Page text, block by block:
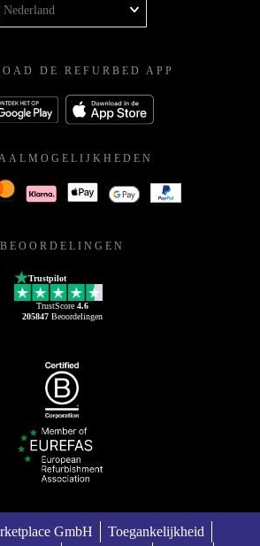
Nederland
DE REFURBED APP
BEOORDELINGEN
Trustpilot
TrustScore 4.6
205847Beoordelingen
GmbH
Toegankelijkheid